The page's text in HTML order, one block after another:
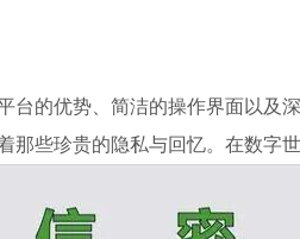
台的优势、简洁的操作界面以及
那些珍贵的隐私与回忆。在数字